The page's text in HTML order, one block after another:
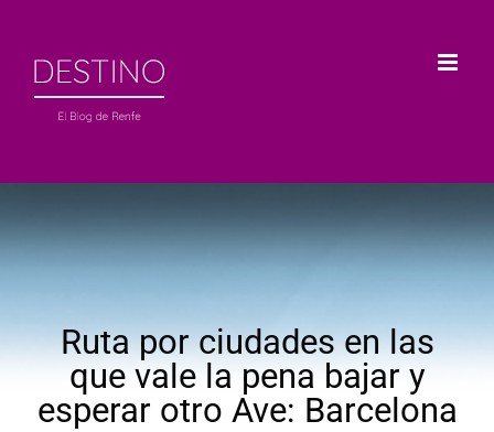
contenido
Ruta por ciudades en las
que vale la pena bajar y
esperar otro Ave: Barcelona